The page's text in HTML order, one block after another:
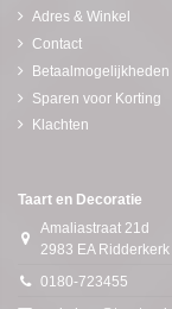
Adres & Winkel
Contact
Betaalmogelijkheden
Sparen voor Korting
Klachten
Taart en Decoratie
Amaliastraat 21d
2983 EA Ridderkerk
0180-723455